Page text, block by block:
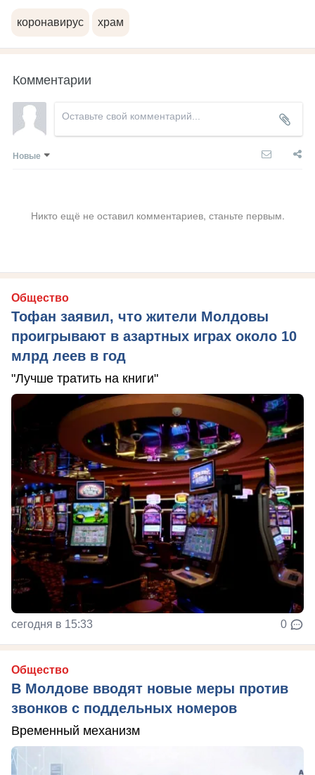
коронавирус храм
Комментарии
Новые
Никто ещё не оставил комментариев, станьте первым.
Общество
Тофан заявил, что жители Молдовы
проигрывают в азартных играх около 10
млрд леев в год
"Лучше тратить на книги"
сегодня в 15:33 0
Общество
В Молдове вводят новые меры против
звонков с поддельных номеров
Временный механизм